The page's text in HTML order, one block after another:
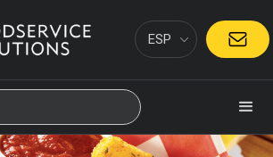
ESP CONTACTO